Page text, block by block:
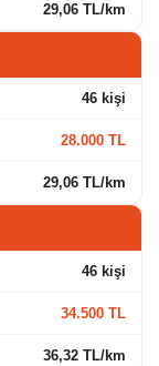
29,06 TL/km
46 kişi
28.000 TL
29,06 TL/km
46 kişi
34.500 TL
36,32 TL/km